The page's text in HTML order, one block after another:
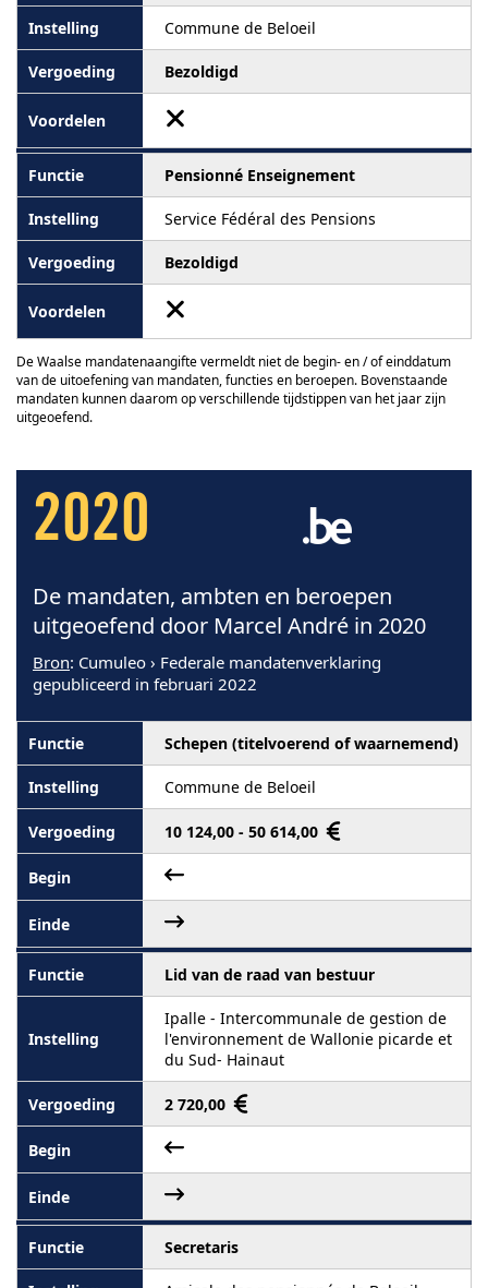
Commune de Beloeil
Bezoldigd
Pensionné Enseignement
Service Fédéral des Pensions
Bezoldigd
De Waalse mandatenaangifte vermeldt niet de begin- en / of einddatum
van de uitoefening van mandaten, functies en beroepen. Bovenstaande
mandaten kunnen daarom op verschillende tijdstippen van het jaar zijn
uitgeoefend.
2020
De mandaten, ambten en beroepen
uitgeoefend door Marcel André in 2020
Bron: Cumuleo › Federale mandatenverklaring
gepubliceerd in februari 2022
Schepen (titelvoerend of waarnemend)
Commune de Beloeil
10 124,00 - 50 614,00
Lid van de raad van bestuur
Ipalle - Intercommunale de gestion de
l'environnement de Wallonie picarde et
du Sud- Hainaut
2 720,00
Secretaris